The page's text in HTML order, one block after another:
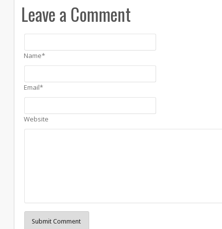
Leave a Comment
Name*
Email*
Website
Submit Comment